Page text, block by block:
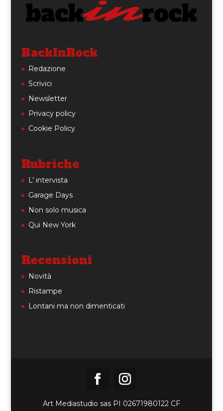
BackInRock
Redazione
Scrivici
Newsletter
Privacy policy
Cookie Policy
Rubriche
L’ intervista
Garage Days
Non solo musica
Qui New York
Recensioni
Novità
Ristampe
Lontani ma non dimenticati
Art Mediastudio sas PI 02671980122 CF